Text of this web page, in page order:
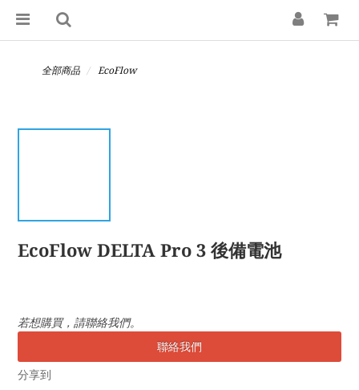
全部商品 EcoFlow
EcoFlow DELTA Pro 3 後備電池
若想購買，請聯絡我們。
聯絡我們
分享到